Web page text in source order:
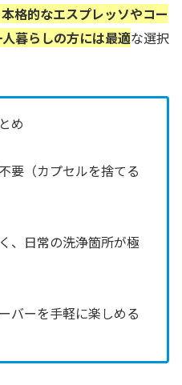
格的なエスプレッソやコー
暮らしの方には最適な選択
め
要（カプセルを捨てる
、日常の洗浄箇所が極
バーを手軽に楽しめる